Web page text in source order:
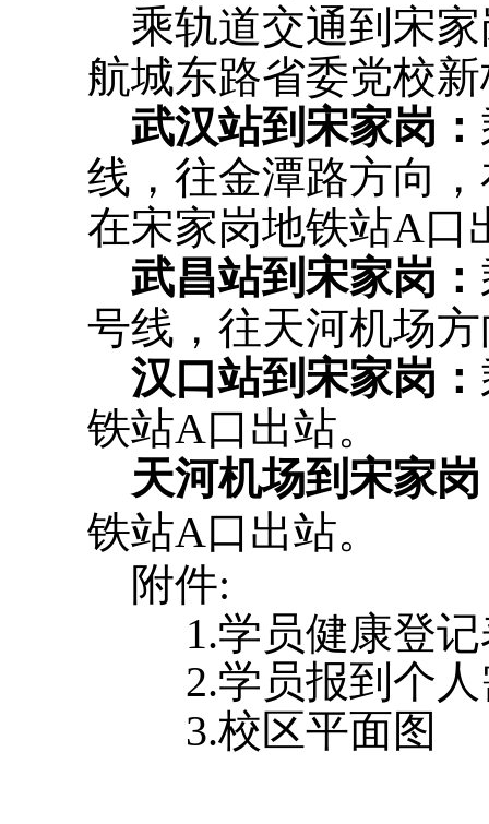
乘轨道交通到宋家
航城东路省委党校
武汉站到宋家岗 ：
线，往金潭路方向
在宋家岗地铁站A口
武昌站到宋家岗 ：
号线，往天河机场
汉口站到宋家岗：
铁站A口出站。
天河机场到宋家岗
铁站A口出站。
附件:
1.学员健康登
2.学员报到个
3.校区平面图